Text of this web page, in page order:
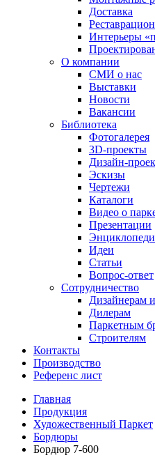
Доставка
Интерьеры
О компании
СМИ о нас
Выставки
Новости
Вакансии
Библиотека
Фотогалерея
3D-проекты
Дизайн-
Эскизы
Чертежи
Каталоги
Видео о
Презентации
Идеи
Статьи
Вопрос-ответ
Сотрудничество
Дизайнерам
Дилерам
Паркетным
Строителям
Контакты
Производство
Референс лист
Главная
Продукция
Художественный Паркет
Бордюры
Бордюр 7-600